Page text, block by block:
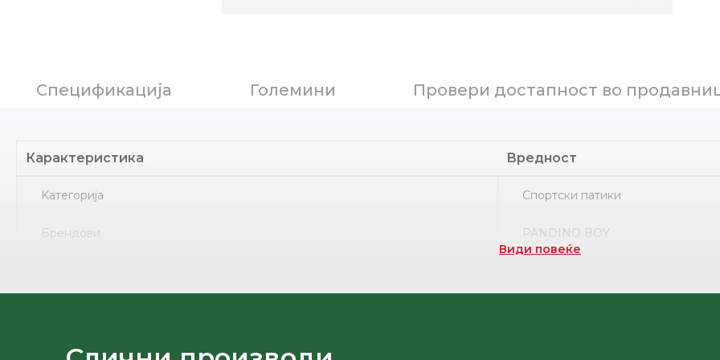
Спецификација Големини Провери достапност во
Карактеристика Вредност
Kатегорија Спортски патики
Брендови PANDINO BOY
Лице
Види повеќе